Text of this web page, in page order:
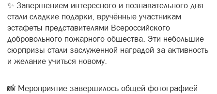
✨ Завершением интересного и познавательного дня
стали сладкие подарки, вручённые участникам
эстафеты представителями Всероссийского
добровольного пожарного общества. Эти небольшие
сюрпризы стали заслуженной наградой за активность
и желание учиться новому.
📸 Мероприятие завершилось общей фотографией